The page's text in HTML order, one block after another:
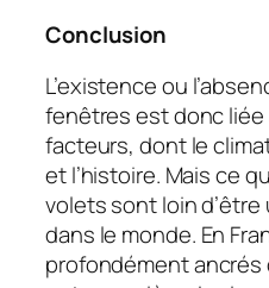
Conclusion
L’existence ou
fenêtres est donc liée
facteurs, dont le
et l’histoire. Mais ce
volets sont loin
dans le monde. En
profondément